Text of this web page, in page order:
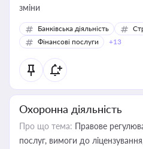
зміни
Банківська діяльність
Фінансові послуги
+13
Охоронна діяльність
Про що тема: Правове
послуг, вимоги до